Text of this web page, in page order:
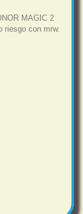
MAGIC 2
riesgo con mrw.